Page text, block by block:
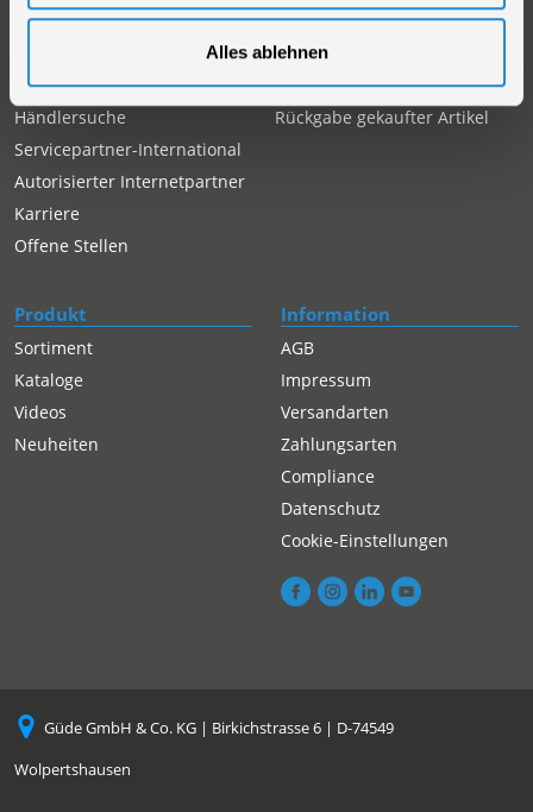
Alles ablehnen
Firmengeschichte
Werksverkauf
Händlersuche
Servicepartner-International
Autorisierter Internetpartner
Karriere
Offene Stellen
Ersatzteil Online-Shop
Reparaturauftrag/Reklamation
Servicepartner-International
Rückgabe gekaufter Artikel
Produkt
Sortiment
Kataloge
Videos
Neuheiten
Information
AGB
Impressum
Versandarten
Zahlungsarten
Compliance
Datenschutz
Cookie-Einstellungen
Güde GmbH & Co. KG | Birkichstrasse 6 | D-74549
Wolpertshausen